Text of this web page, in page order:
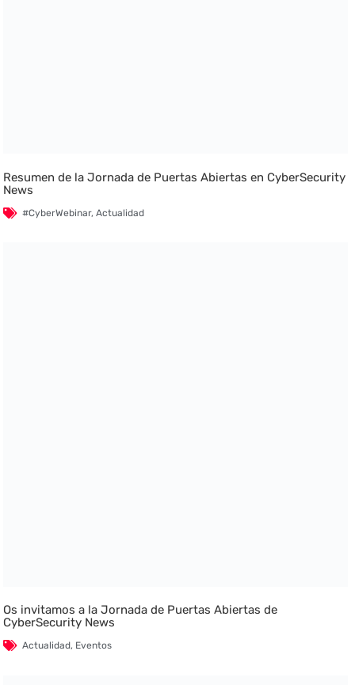
Resumen de la Jornada de Puertas Abiertas en CyberSecurity
News
#CyberWebinar,Actualidad
Os invitamos a la Jornada de Puertas Abiertas de
CyberSecurity News
Actualidad, Eventos